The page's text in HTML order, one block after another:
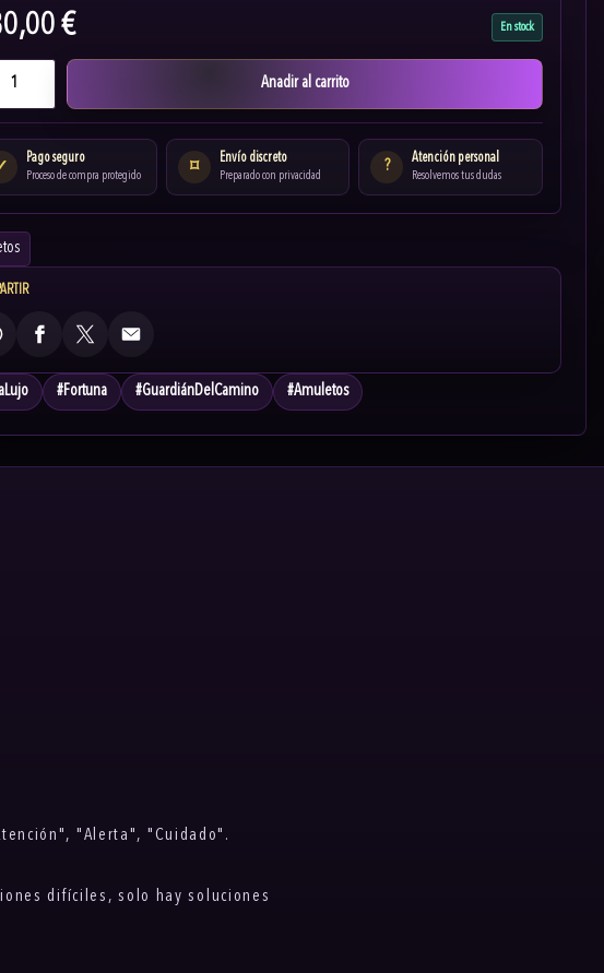
€ En stock
Anadir al carrito
Pago seguro
Proceso de compra protegido
⌑
Envío discreto
Preparado con privacidad
? Atención personal
Resolvemos tus dudas
Facebook
X Email
#Fortuna #GuardiánDelCamino #Amuletos
"Alerta", "Cuidado".
difíciles, solo hay soluciones